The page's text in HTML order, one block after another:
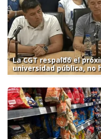
La CGT respaldó el
universidad pública, no